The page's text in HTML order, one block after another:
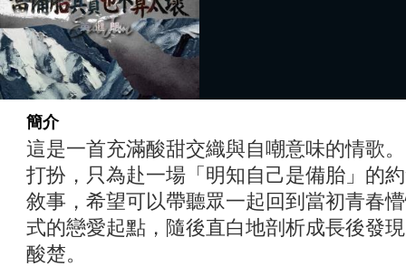
簡介
這是一首充滿酸甜交織與自嘲意味的情歌
打扮，只為赴一場「明知自己是備胎」的
敘事，希望可以帶聽眾一起回到當初青春
式的戀愛起點，隨後直白地剖析成長後發
酸楚。